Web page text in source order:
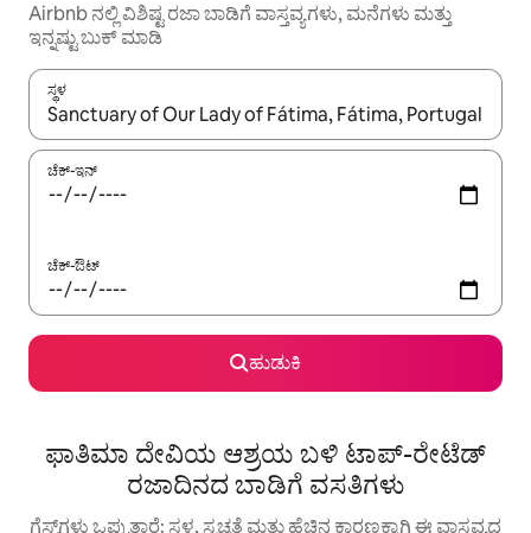
Airbnb ನಲ್ಲಿ ವಿಶಿಷ್ಟ ರಜಾ ಬಾಡಿಗೆ ವಾಸ್ತವ್ಯಗಳು, ಮನೆಗಳು ಮತ್ತು
ಇನ್ನಷ್ಟು ಬುಕ್ ಮಾಡಿ
ಸ್ಥಳ
ಫಲಿತಾಂಶಗಳು ಲಭ್ಯವಿರುವಾಗ, ಅಪ್ ಮತ್ತು ಡೌನ್ ಬಾಣದ ಕೀಲಿಗಳೊಂದಿಗೆ
ಚೆಕ್-ಇನ್
ಚೆಕ್-ಔಟ್
ಹುಡುಕಿ
ಫಾತಿಮಾ ದೇವಿಯ ಆಶ್ರಯ ಬಳಿ ಟಾಪ್-ರೇಟೆಡ್
ರಜಾದಿನದ ಬಾಡಿಗೆ ವಸತಿಗಳು
ಗೆಸ್ಟ್‌ಗಳು ಒಪ್ಪುತ್ತಾರೆ: ಸ್ಥಳ, ಸ್ವಚ್ಛತೆ ಮತ್ತು ಹೆಚ್ಚಿನ ಕಾರಣಕ್ಕಾಗಿ ಈ ವಾಸ್ತವ್ಯದ